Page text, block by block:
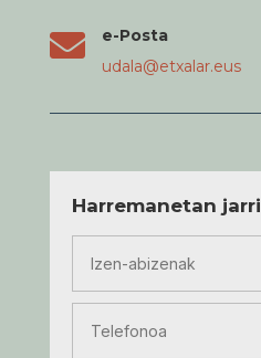

e-Posta
udala@etxalar.eus
Harremanetan jarri